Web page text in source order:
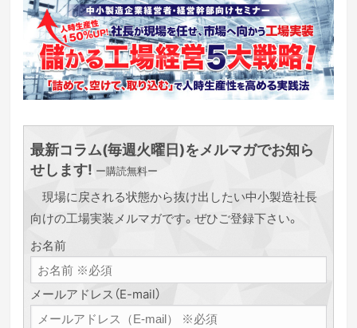
最新コラム(毎週火曜日)をメルマガでお知ら
せします! ー購読無料ー
現場に戻される状態から抜け出したい中小製造社長
向けの工場実装メルマガです。ぜひご登録下さい。
お名前
メールアドレス（E-mail）